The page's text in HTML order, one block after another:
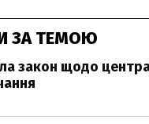
ЗА ТЕМОЮ
закон щодо